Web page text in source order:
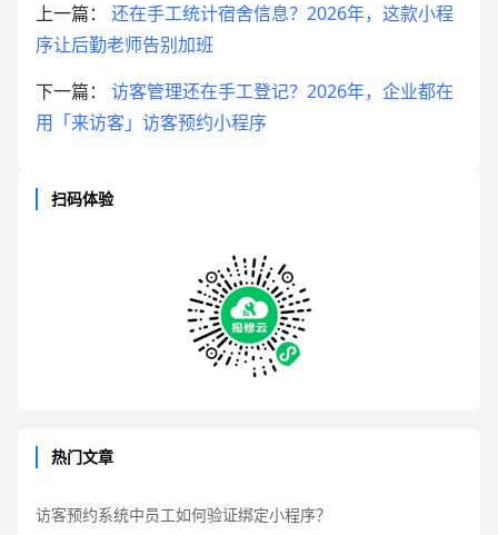
上一篇： 还在手工统计宿舍信息？2026年，这款小程
序让后勤老师告别加班
下一篇： 访客管理还在手工登记？2026年，企业都在
用「来访客」访客预约小程序
扫码体验
热门文章
访客预约系统中员工如何验证绑定小程序？